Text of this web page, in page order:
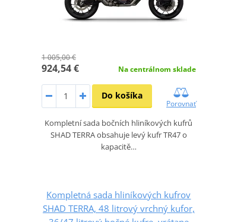
1 005,00 €
924,54 € Na centrálnom sklade
Do košíka
Porovnať
Kompletní sada bočních hliníkových kufrů
SHAD TERRA obsahuje levý kufr TR47 o
kapacitě…
Kompletná sada hliníkových kufrov
SHAD TERRA, 48 litrový vrchný kufor,